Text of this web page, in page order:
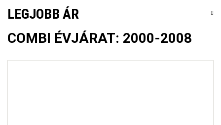
LEGJOBB ÁR
COMBI ÉVJÁRAT: 2000-2008